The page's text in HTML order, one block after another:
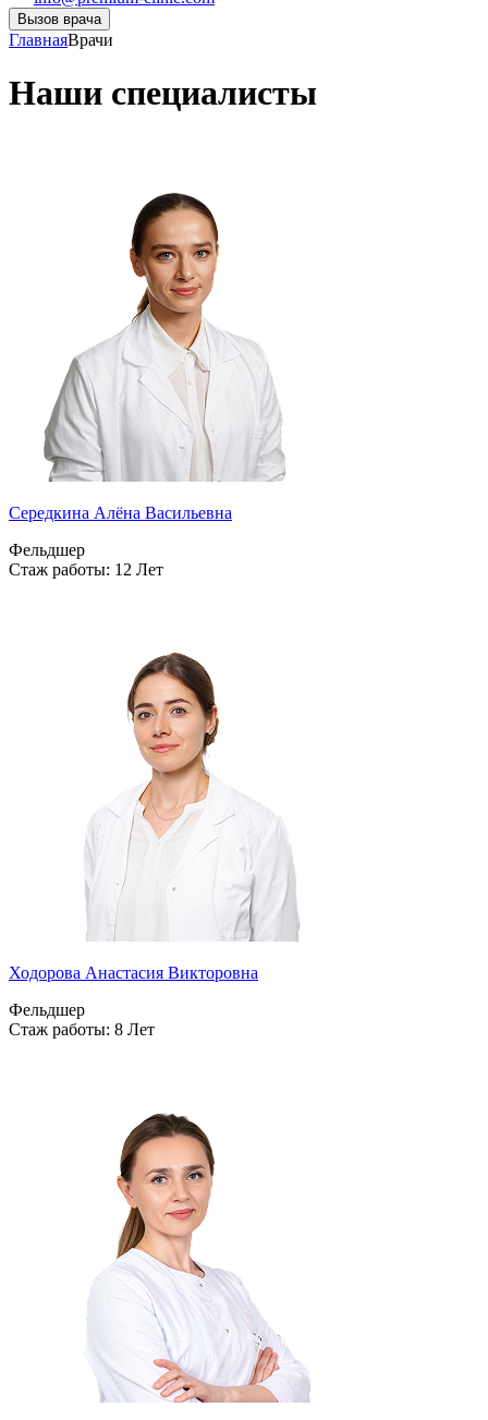
Вызов врача
ГлавнаяВрачи
Наши специалисты
Середкина Алёна Васильевна
Фельдшер
Стаж работы: 12 Лет
Ходорова Анастасия Викторовна
Фельдшер
Стаж работы: 8 Лет